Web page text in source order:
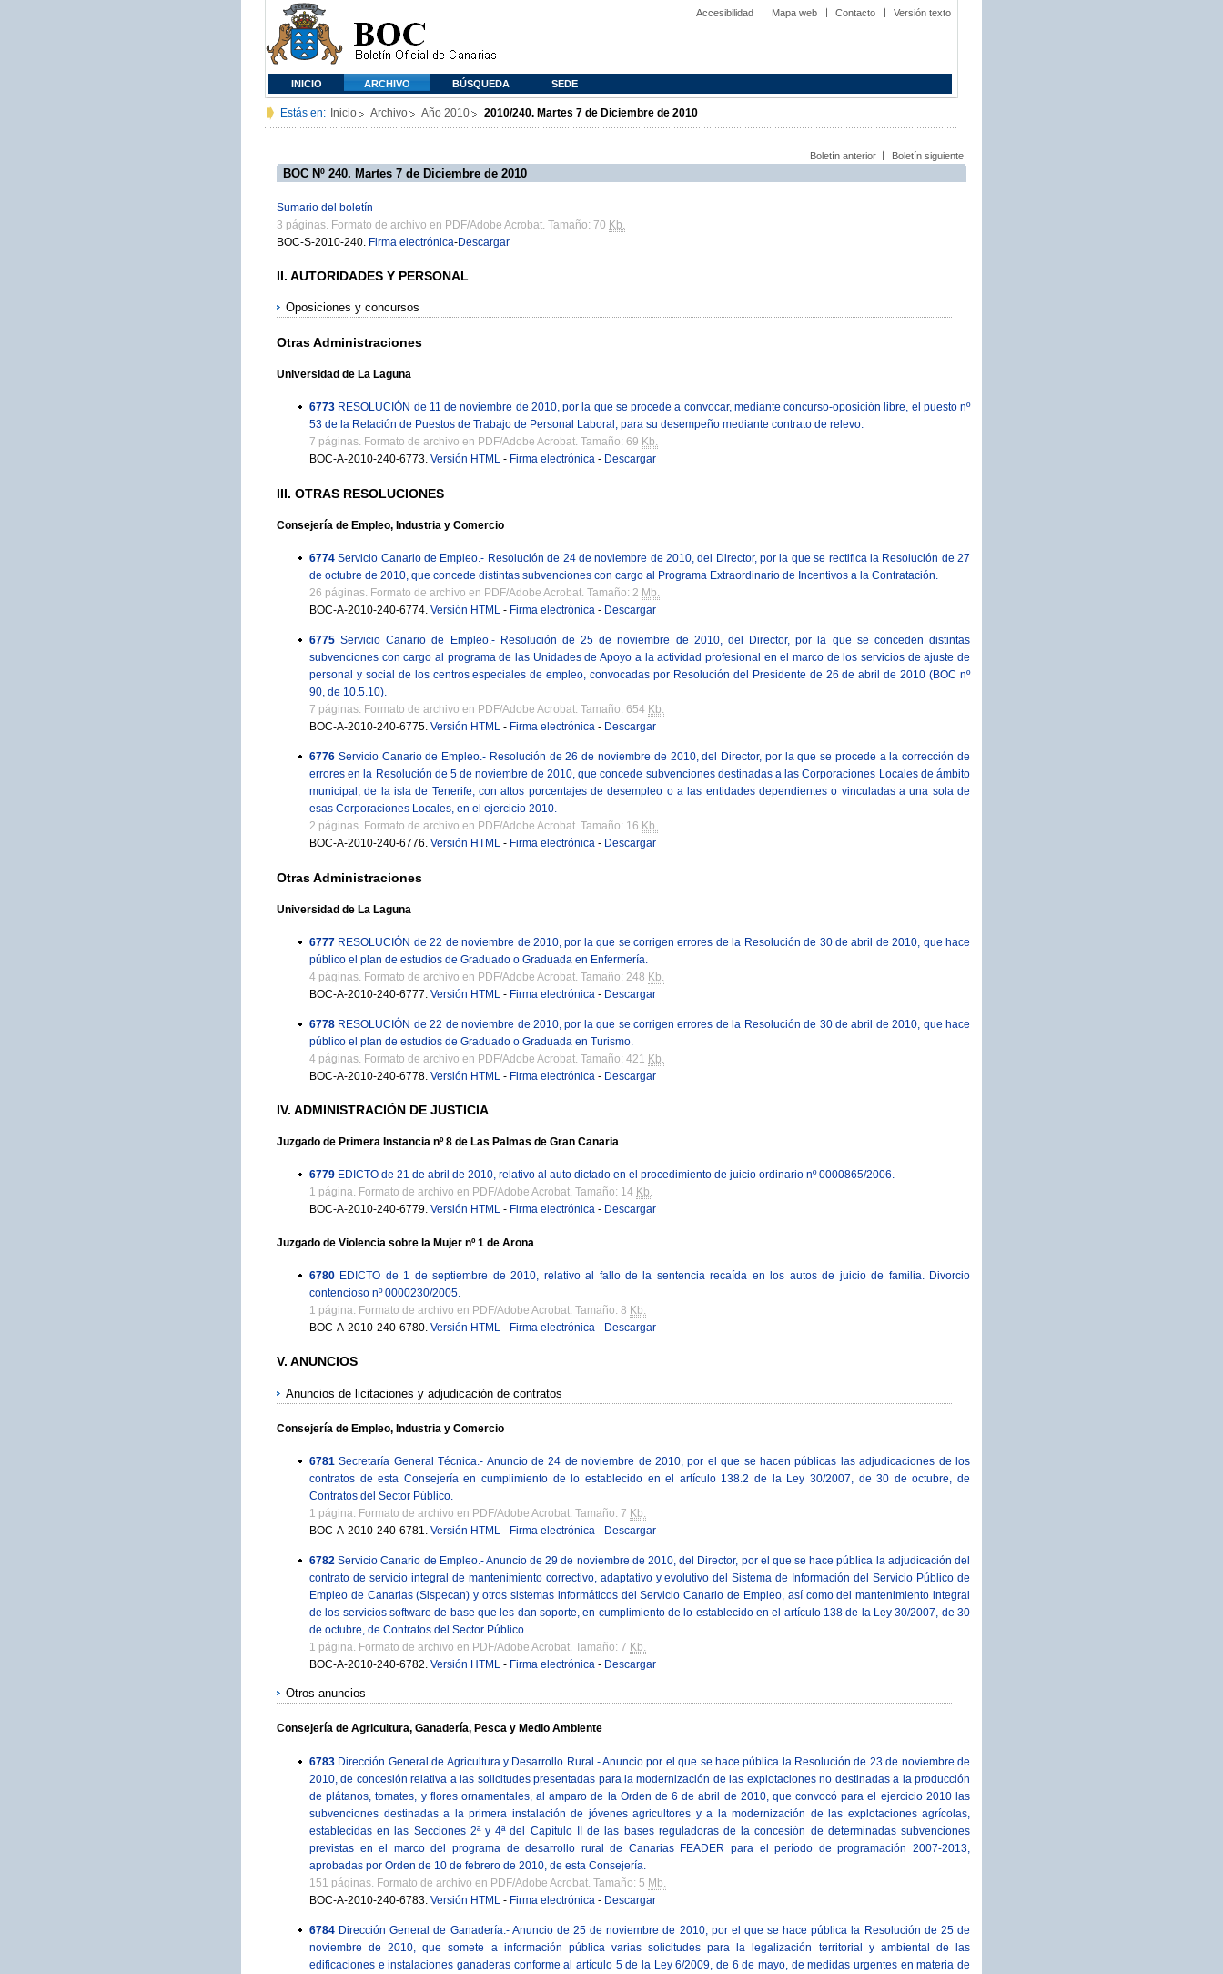
Accesibilidad Mapa web Contacto Versión texto
INICIO ARCHIVO BÚSQUEDA SEDE
Estás en: Inicio Archivo Año 2010 2010/240. Martes 7 de Diciembre de 2010
Boletín anterior Boletín siguiente
BOC Nº 240. Martes 7 de Diciembre de 2010
Sumario del boletín
3 páginas. Formato de archivo en PDF/Adobe Acrobat. Tamaño: 70 Kb.
BOC-S-2010-240. Firma electrónica-Descargar
II. AUTORIDADES Y PERSONAL
Oposiciones y concursos
Otras Administraciones
Universidad de La Laguna
6773 RESOLUCIÓN de 11 de noviembre de 2010, por la que se procede a convocar, mediante concurso-oposición libre, el puesto nº
53 de la Relación de Puestos de Trabajo de Personal Laboral, para su desempeño mediante contrato de relevo.
7 páginas. Formato de archivo en PDF/Adobe Acrobat. Tamaño: 69 Kb.
BOC-A-2010-240-6773. Versión HTML - Firma electrónica - Descargar
III. OTRAS RESOLUCIONES
Consejería de Empleo, Industria y Comercio
6774 Servicio Canario de Empleo.- Resolución de 24 de noviembre de 2010, del Director, por la que se rectifica la Resolución de 27
de octubre de 2010, que concede distintas subvenciones con cargo al Programa Extraordinario de Incentivos a la Contratación.
26 páginas. Formato de archivo en PDF/Adobe Acrobat. Tamaño: 2 Mb.
BOC-A-2010-240-6774. Versión HTML - Firma electrónica - Descargar
6775 Servicio Canario de Empleo.- Resolución de 25 de noviembre de 2010, del Director, por la que se conceden distintas
subvenciones con cargo al programa de las Unidades de Apoyo a la actividad profesional en el marco de los servicios de ajuste de
personal y social de los centros especiales de empleo, convocadas por Resolución del Presidente de 26 de abril de 2010 (BOC nº
90, de 10.5.10).
7 páginas. Formato de archivo en PDF/Adobe Acrobat. Tamaño: 654 Kb.
BOC-A-2010-240-6775. Versión HTML - Firma electrónica - Descargar
6776 Servicio Canario de Empleo.- Resolución de 26 de noviembre de 2010, del Director, por la que se procede a la corrección de
errores en la Resolución de 5 de noviembre de 2010, que concede subvenciones destinadas a las Corporaciones Locales de ámbito
municipal, de la isla de Tenerife, con altos porcentajes de desempleo o a las entidades dependientes o vinculadas a una sola de
esas Corporaciones Locales, en el ejercicio 2010.
2 páginas. Formato de archivo en PDF/Adobe Acrobat. Tamaño: 16 Kb.
BOC-A-2010-240-6776. Versión HTML - Firma electrónica - Descargar
Otras Administraciones
Universidad de La Laguna
6777 RESOLUCIÓN de 22 de noviembre de 2010, por la que se corrigen errores de la Resolución de 30 de abril de 2010, que hace
público el plan de estudios de Graduado o Graduada en Enfermería.
4 páginas. Formato de archivo en PDF/Adobe Acrobat. Tamaño: 248 Kb.
BOC-A-2010-240-6777. Versión HTML - Firma electrónica - Descargar
6778 RESOLUCIÓN de 22 de noviembre de 2010, por la que se corrigen errores de la Resolución de 30 de abril de 2010, que hace
público el plan de estudios de Graduado o Graduada en Turismo.
4 páginas. Formato de archivo en PDF/Adobe Acrobat. Tamaño: 421 Kb.
BOC-A-2010-240-6778. Versión HTML - Firma electrónica - Descargar
IV. ADMINISTRACIÓN DE JUSTICIA
Juzgado de Primera Instancia nº 8 de Las Palmas de Gran Canaria
6779 EDICTO de 21 de abril de 2010, relativo al auto dictado en el procedimiento de juicio ordinario nº 0000865/2006.
1 página. Formato de archivo en PDF/Adobe Acrobat. Tamaño: 14 Kb.
BOC-A-2010-240-6779. Versión HTML - Firma electrónica - Descargar
Juzgado de Violencia sobre la Mujer nº 1 de Arona
6780 EDICTO de 1 de septiembre de 2010, relativo al fallo de la sentencia recaída en los autos de juicio de familia. Divorcio
contencioso nº 0000230/2005.
1 página. Formato de archivo en PDF/Adobe Acrobat. Tamaño: 8 Kb.
BOC-A-2010-240-6780. Versión HTML - Firma electrónica - Descargar
V. ANUNCIOS
Anuncios de licitaciones y adjudicación de contratos
Consejería de Empleo, Industria y Comercio
6781 Secretaría General Técnica.- Anuncio de 24 de noviembre de 2010, por el que se hacen públicas las adjudicaciones de los
contratos de esta Consejería en cumplimiento de lo establecido en el artículo 138.2 de la Ley 30/2007, de 30 de octubre, de
Contratos del Sector Público.
1 página. Formato de archivo en PDF/Adobe Acrobat. Tamaño: 7 Kb.
BOC-A-2010-240-6781. Versión HTML - Firma electrónica - Descargar
6782 Servicio Canario de Empleo.- Anuncio de 29 de noviembre de 2010, del Director, por el que se hace pública la adjudicación del
contrato de servicio integral de mantenimiento correctivo, adaptativo y evolutivo del Sistema de Información del Servicio Público de
Empleo de Canarias (Sispecan) y otros sistemas informáticos del Servicio Canario de Empleo, así como del mantenimiento integral
de los servicios software de base que les dan soporte, en cumplimiento de lo establecido en el artículo 138 de la Ley 30/2007, de 30
de octubre, de Contratos del Sector Público.
1 página. Formato de archivo en PDF/Adobe Acrobat. Tamaño: 7 Kb.
BOC-A-2010-240-6782. Versión HTML - Firma electrónica - Descargar
Otros anuncios
Consejería de Agricultura, Ganadería, Pesca y Medio Ambiente
6783 Dirección General de Agricultura y Desarrollo Rural.- Anuncio por el que se hace pública la Resolución de 23 de noviembre de
2010, de concesión relativa a las solicitudes presentadas para la modernización de las explotaciones no destinadas a la producción
de plátanos, tomates, y flores ornamentales, al amparo de la Orden de 6 de abril de 2010, que convocó para el ejercicio 2010 las
subvenciones destinadas a la primera instalación de jóvenes agricultores y a la modernización de las explotaciones agrícolas,
establecidas en las Secciones 2ª y 4ª del Capítulo II de las bases reguladoras de la concesión de determinadas subvenciones
previstas en el marco del programa de desarrollo rural de Canarias FEADER para el período de programación 2007-2013,
aprobadas por Orden de 10 de febrero de 2010, de esta Consejería.
151 páginas. Formato de archivo en PDF/Adobe Acrobat. Tamaño: 5 Mb.
BOC-A-2010-240-6783. Versión HTML - Firma electrónica - Descargar
6784 Dirección General de Ganadería.- Anuncio de 25 de noviembre de 2010, por el que se hace pública la Resolución de 25 de
noviembre de 2010, que somete a información pública varias solicitudes para la legalización territorial y ambiental de las
edificaciones e instalaciones ganaderas conforme al artículo 5 de la Ley 6/2009, de 6 de mayo, de medidas urgentes en materia de